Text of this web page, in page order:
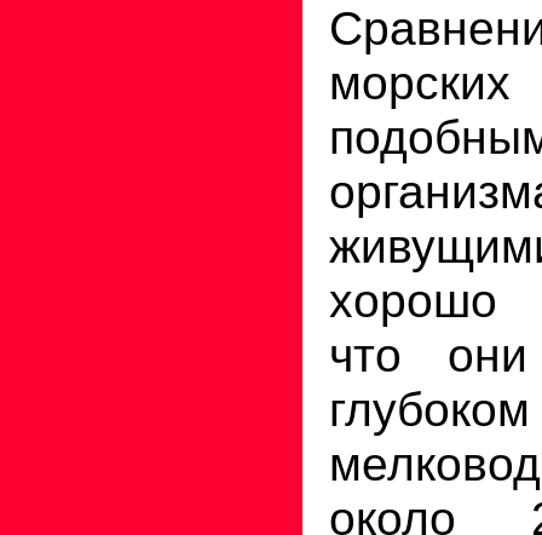
морских
хорошо
что
около